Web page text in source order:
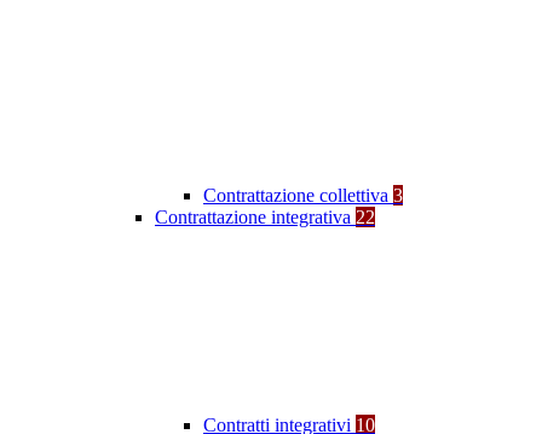
Contrattazione collettiva 3
Contrattazione integrativa 22
Contratti integrativi 10